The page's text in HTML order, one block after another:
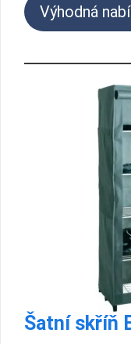
Výhodná
Šatní skříň